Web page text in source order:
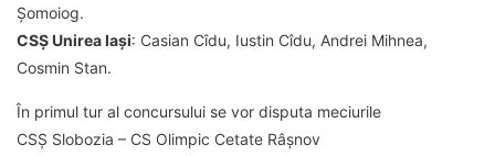
Șomoiog.
CSȘ Unirea Iași: Casian Cîdu, Iustin Cîdu, Andrei Mihnea,
Cosmin Stan.
În primul tur al concursului se vor disputa meciurile
CSȘ Slobozia – CS Olimpic Cetate Râșnov